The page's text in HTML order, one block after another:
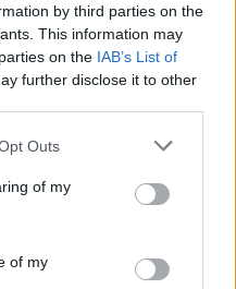
by third parties on the
This information may
on the IAB’s List of
further disclose it to other
uses one or more Google
You may click to
and its third-party tags to
purposes in below Google
Outs
of my
of my
szeptember !
es szeptemberi
Skorpió-Nyilas-Bak